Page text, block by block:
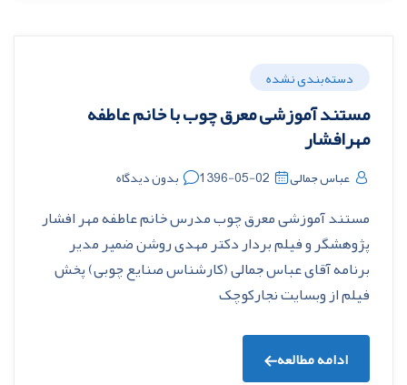
دسته‌بندی نشده
مستند آموزشی معرق چوب با خانم عاطفه
مهرافشار
عباس جمالی 1396-05-02 بدون دیدگاه
مستند آموزشی معرق چوب مدرس خانم عاطفه مهر افشار
پژوهشگر و فیلم بردار دکتر مهدی روشن ضمیر مدیر
برنامه آقای عباس جمالی (کارشناس صنایع چوبی) پخش
فیلم از وبسایت نجارکوچک
ادامه مطالعه